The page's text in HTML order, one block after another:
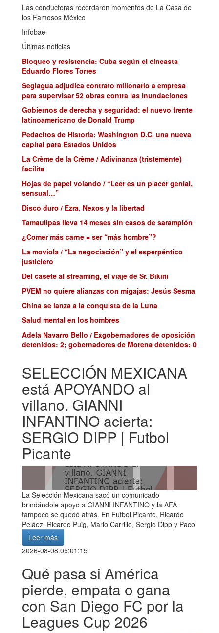
Las conductoras recordaron momentos de La Casa de
los Famosos México
Infobae
Últimas noticias
Bloqueo y resistencia: Cuba según el cineasta
Eduardo Flores Torres
Segiagua adjudica contrato millonario a empresa
para supervisar 52 obras contra las inundaciones
Gobiernos de derecha y seguridad: el nuevo frente
latinoamericano de Donald Trump
Pedacitos de Historia: Washington D.C. una nueva
capital para Estados Unidos
La Crème de la Crème / Adivinanza (tristemente)
facilita
Hojas de papel volando / “Leer es un placer genial,
sensual…”
Disco duro / Ezra, Nexos y la libertad
Tamaulipas lleva 14 meses sin casos de sarampión
¿Comer más carne = ser “más hombre”?
La moviola / “La negociación” y el esperpéntico
justiciero
Del casete al streaming, el viaje de Sr. Bikini
PVEM no quiere alianzas con migajas: Jesús Sesma
China se lanza a la conquista de la Luna
Salud mental en los hombres
Adela Navarro Bello / Exgobernadores de oposición
detenidos: 2; gobernadores de Morena detenidos: 0
SELECCIÓN MEXICANA
está APOYANDO al
villano. GIANNI
INFANTINO acierta:
SERGIO DIPP | Futbol
Picante
La Selección Mexicana sacó un comunicado
brindándole apoyo a GIANNI INFANTINO y la AFA
tampoco se quedó atrás. En Futbol Picante, Ricardo
Peláez, Ricardo Puig, Mario Carrillo, Sergio Dipp y Paco
Leer más
2026-08-08 05:01:15
Qué pasa si América
pierde, empata o gana
con San Diego FC por la
Leagues Cup 2026